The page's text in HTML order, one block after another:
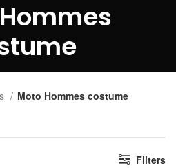
Moto Hommes costume
Filters